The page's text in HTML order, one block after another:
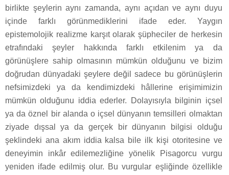
birlikte şeylerin aynı zamanda, aynı açıdan ve aynı duyu
içinde farklı görünmediklerini ifade eder. Yaygın
epistemolojik realizme karşıt olarak şüpheciler de herkesin
etrafındaki şeyler hakkında farklı etkilenim ya da
görünüşlere sahip olmasının mümkün olduğunu ve bizim
doğrudan dünyadaki şeylere değil sadece bu görünüşlerin
nefsimizdeki ya da kendimizdeki hâllerine erişimimizin
mümkün olduğunu iddia ederler. Dolayısıyla bilginin içsel
ya da öznel bir alanda o içsel dünyanın temsilleri olmaktan
ziyade dışsal ya da gerçek bir dünyanın bilgisi olduğu
şeklindeki ana akım iddia kalsa bile ilk kişi otoritesine ve
deneyimin inkâr edilemezliğine yönelik Pisagorcu vurgu
yeniden ifade edilmiş olur. Bu vurgular eşliğinde özellikle